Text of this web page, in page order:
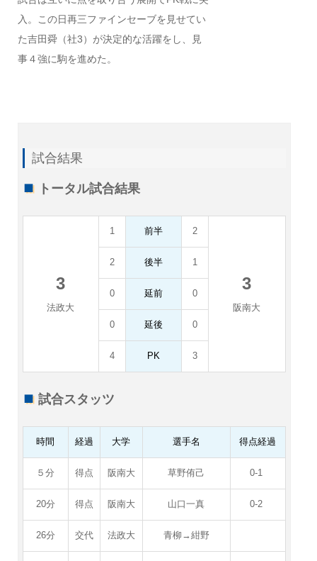
入。この日再三ファインセーブを見せてい
た吉田舜（社3）が決定的な活躍をし、見
事４強に駒を進めた。
試合結果
トータル試合結果
3
法政大
1 前半 2
3
阪南大
2 後半 1
0 延前 0
0 延後 0
4 PK 3
試合スタッツ
時間 経過 大学 選手名 得点経過
５分 得点 阪南大 草野侑己 0-1
20分 得点 阪南大 山口一真 0-2
26分 交代 法政大 青柳→紺野